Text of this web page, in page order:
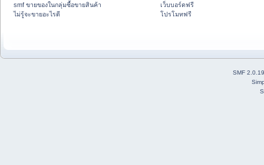
smf ขายของในกลุ่มซื้อขายสินค้า
ไม่รู้จะขายอะไรดี
เว็บบอร์ดฟรี
โปรโมทฟรี
SMF 2.0.19